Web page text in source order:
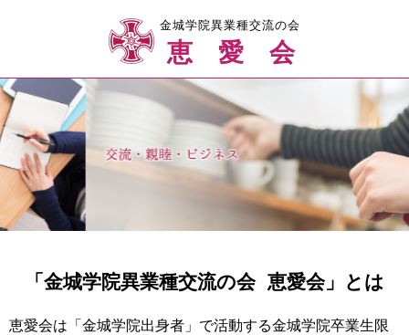
金城学院異業種交流の会
恵愛会
「金城学院異業種交流の会 恵愛会」とは
恵愛会は「金城学院出身者」で活動する金城学院卒業生限